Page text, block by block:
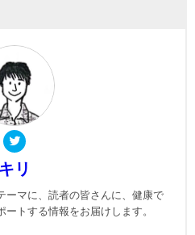
キリ
ーマに、読者の皆さんに、健康で
トする情報をお届けします。